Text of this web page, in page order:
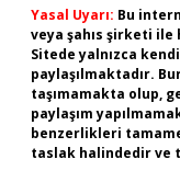
Yasal Uyarı: Bu
veya şahıs şirketi ile
Sitede yalnızca
paylaşılmaktadır.
taşımamakta olup,
paylaşım
benzerlikleri
taslak halindedir ve